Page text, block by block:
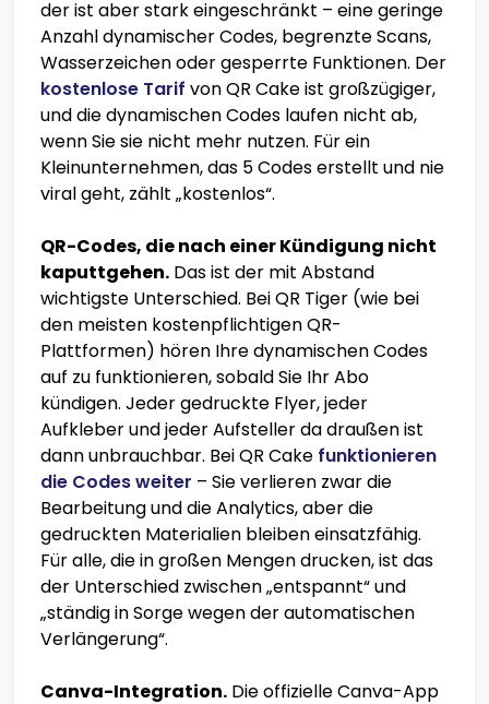
der ist aber stark eingeschränkt – eine geringe
Anzahl dynamischer Codes, begrenzte Scans,
Wasserzeichen oder gesperrte Funktionen. Der
kostenlose Tarif von QR Cake ist großzügiger,
und die dynamischen Codes laufen nicht ab,
wenn Sie sie nicht mehr nutzen. Für ein
Kleinunternehmen, das 5 Codes erstellt und nie
viral geht, zählt „kostenlos“.
QR-Codes, die nach einer Kündigung nicht
kaputtgehen. Das ist der mit Abstand
wichtigste Unterschied. Bei QR Tiger (wie bei
den meisten kostenpflichtigen QR-
Plattformen) hören Ihre dynamischen Codes
auf zu funktionieren, sobald Sie Ihr Abo
kündigen. Jeder gedruckte Flyer, jeder
Aufkleber und jeder Aufsteller da draußen ist
dann unbrauchbar. Bei QR Cake funktionieren
die Codes weiter – Sie verlieren zwar die
Bearbeitung und die Analytics, aber die
gedruckten Materialien bleiben einsatzfähig.
Für alle, die in großen Mengen drucken, ist das
der Unterschied zwischen „entspannt“ und
„ständig in Sorge wegen der automatischen
Verlängerung“.
Canva-Integration. Die offizielle Canva-App